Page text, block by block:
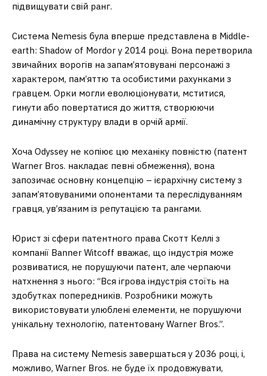
підвищувати свій ранг.
Система Nemesis була вперше представлена в Middle-
earth: Shadow of Mordor у 2014 році. Вона перетворила
звичайних ворогів на запам’ятовувані персонажі з
характером, пам’яттю та особистими рахунками з
гравцем. Орки могли еволюціонувати, мститися,
гинути або повертатися до життя, створюючи
динамічну структуру влади в орчій армії.
Хоча Odyssey не копіює цю механіку повністю (патент
Warner Bros. накладає певні обмеження), вона
запозичає основну концепцію – ієрархічну систему з
запам’ятовуваними опонентами та переслідуванням
гравця, ув’язаним із репутацією та рангами.
Юрист зі сфери патентного права Скотт Келлі з
компанії Banner Witcoff вважає, що індустрія може
розвиватися, не порушуючи патент, але черпаючи
натхнення з нього: “Вся ігрова індустрія стоїть на
здобутках попередників. Розробники можуть
використовувати улюблені елементи, не порушуючи
унікальну технологію, патентовану Warner Bros.”.
Права на систему Nemesis завершаться у 2036 році, і,
можливо, Warner Bros. не буде їх продовжувати,